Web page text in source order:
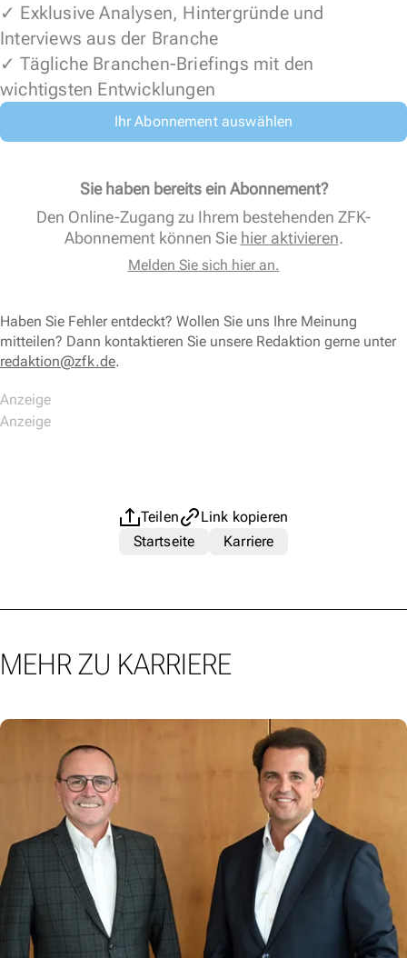
✓ Exklusive Analysen, Hintergründe und
Interviews aus der Branche
✓ Tägliche Branchen-Briefings mit den
wichtigsten Entwicklungen
Ihr Abonnement auswählen
Sie haben bereits ein Abonnement?
Den Online-Zugang zu Ihrem bestehenden ZFK-
Abonnement können Sie hier aktivieren.
Melden Sie sich hier an.
Haben Sie Fehler entdeckt? Wollen Sie uns Ihre Meinung
mitteilen? Dann kontaktieren Sie unsere Redaktion gerne unter
redaktion@zfk.de.
Teilen
Link kopieren
Startseite
Karriere
MEHR ZU KARRIERE